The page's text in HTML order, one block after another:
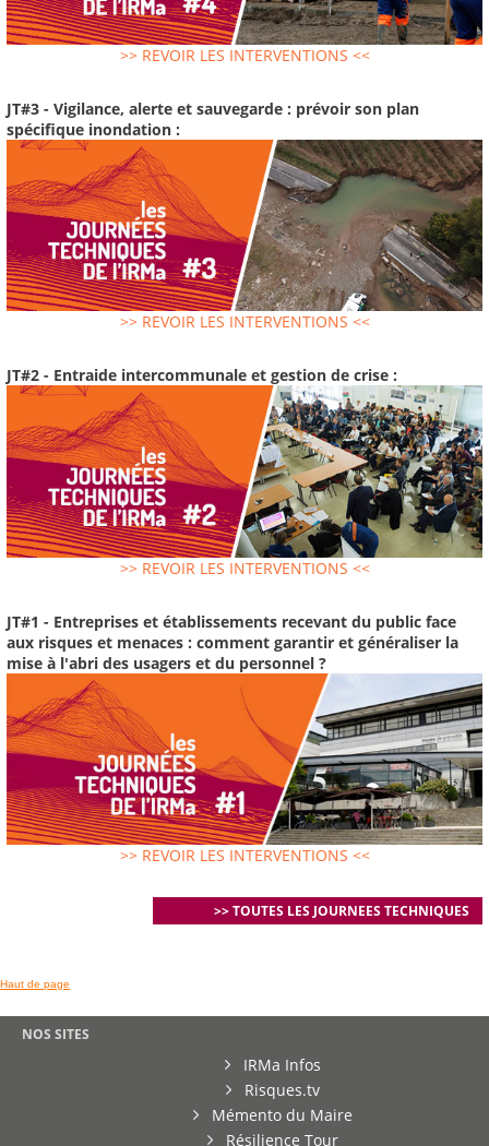
>> REVOIR LES INTERVENTIONS <<
JT#3 - Vigilance, alerte et sauvegarde : prévoir son plan
spécifique inondation :
>> REVOIR LES INTERVENTIONS <<
JT#2 - Entraide intercommunale et gestion de crise :
>> REVOIR LES INTERVENTIONS <<
JT#1 - Entreprises et établissements recevant du public face
aux risques et menaces : comment garantir et généraliser la
mise à l'abri des usagers et du personnel ?
>> REVOIR LES INTERVENTIONS <<
>> TOUTES LES JOURNEES TECHNIQUES
Haut de page
NOS SITES
IRMa Infos
Risques.tv
Mémento du Maire
Résilience Tour